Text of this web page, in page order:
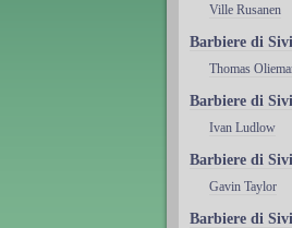
Ville Rusanen
Barbiere di
Thomas
Barbiere di
Ivan Ludlow
Barbiere di
Gavin Taylor
Barbiere di